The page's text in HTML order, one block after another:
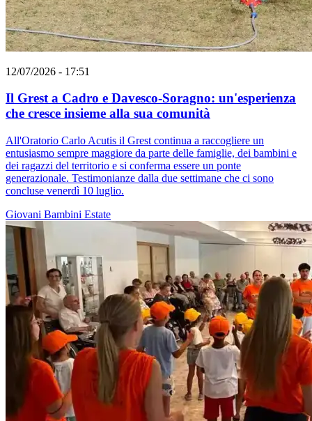
12/07/2026 - 17:51
Il Grest a Cadro e Davesco-Soragno: un'esperienza
che cresce insieme alla sua comunità
All'Oratorio Carlo Acutis il Grest continua a raccogliere un
entusiasmo sempre maggiore da parte delle famiglie, dei bambini e
dei ragazzi del territorio e si conferma essere un ponte
generazionale. Testimonianze dalla due settimane che ci sono
concluse venerdì 10 luglio.
Giovani Bambini Estate